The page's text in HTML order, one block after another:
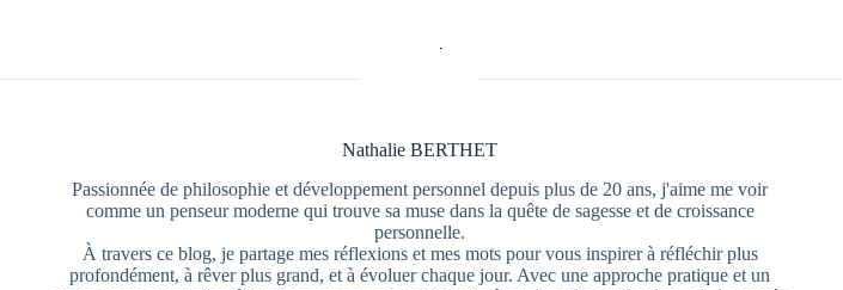
Nathalie BERTHET
Passionnée de philosophie et développement personnel depuis plus de 20 ans, j'aime me voir
comme un penseur moderne qui trouve sa muse dans la quête de sagesse et de croissance
personnelle.
À travers ce blog, je partage mes réflexions et mes mots pour vous inspirer à réfléchir plus
profondément, à rêver plus grand, et à évoluer chaque jour. Avec une approche pratique et un